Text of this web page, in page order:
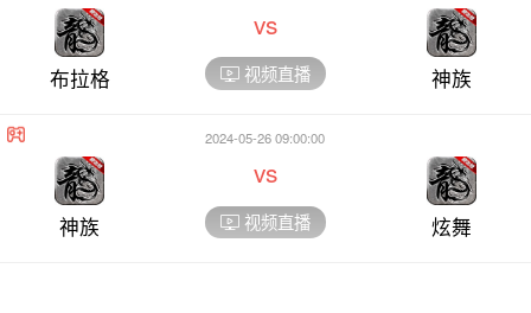
布拉格
vs
视频直播 神族
神族
2024-05-26 09:00:00
vs
视频直播 炫舞